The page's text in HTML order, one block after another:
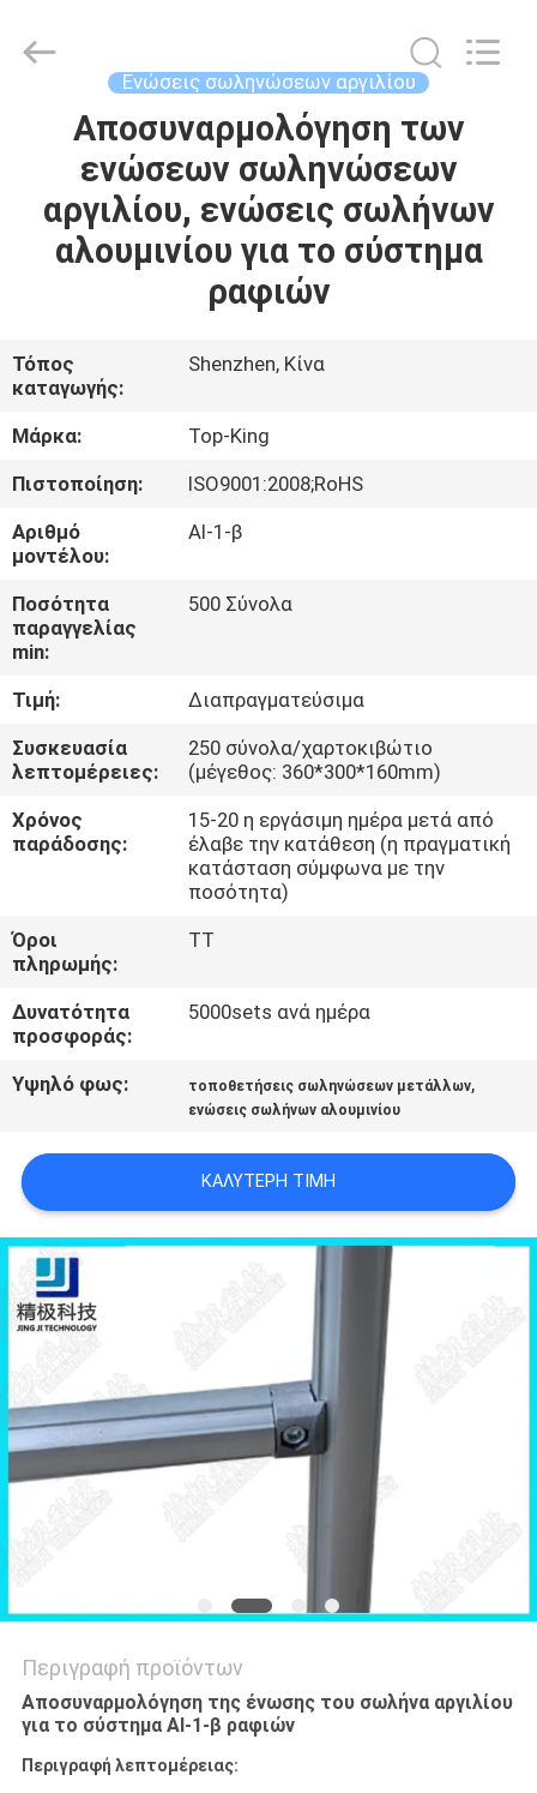
ΣΠΊΤΙ
ΠΡΟΪΌΝΤΑ
ΕΜΆΣ
ΕΠΙΣΚΈΨΕΙΣ
ΣΤΟ
ΕΡΓΟΣΤΆΣΙΟ
ΈΛΕΓΧΟΣ
ΠΟΙΌΤΗΤΑΣ
ΕΠΙΚΟΙΝΩΝΉΣΤΕ
ΜΑΖΊ
ΠΡΟΣΦΟΡΆ
SITEMAP
ΠΟΛΙΤΙΚΉ
ΑΠΟΡΡΉΤΟΥ
Ενώσεις σωληνώσεων αργιλίου
Αποσυναρμολόγηση των
ενώσεων σωληνώσεων
αργιλίου, ενώσεις σωλήνων
αλουμινίου για το σύστημα
ραφιών
Τόπος
καταγωγής:
Shenzhen, Κίνα
Μάρκα:
Top-King
Πιστοποίηση:
ISO9001:2008;RoHS
Αριθμό
μοντέλου:
Al-1-β
Ποσότητα
παραγγελίας
min:
500 Σύνολα
Τιμή:
Διαπραγματεύσιμα
Συσκευασία
λεπτομέρειες:
250 σύνολα/χαρτοκιβώτιο
(μέγεθος: 360*300*160mm)
Χρόνος
παράδοσης:
15-20 η εργάσιμη ημέρα μετά από
έλαβε την κατάθεση (η πραγματική
κατάσταση σύμφωνα με την
ποσότητα)
Όροι
πληρωμής:
TT
Δυνατότητα
προσφοράς:
5000sets ανά ημέρα
Υψηλό φως: τοποθετήσεις σωληνώσεων μετάλλων,
ενώσεις σωλήνων αλουμινίου
ΚΑΛΎΤΕΡΗ ΤΙΜΉ
Περιγραφή προϊόντων
Αποσυναρμολόγηση της ένωσης του σωλήνα αργιλίου
για το σύστημα Al-1-β ραφιών
Περιγραφή λεπτομέρειας: